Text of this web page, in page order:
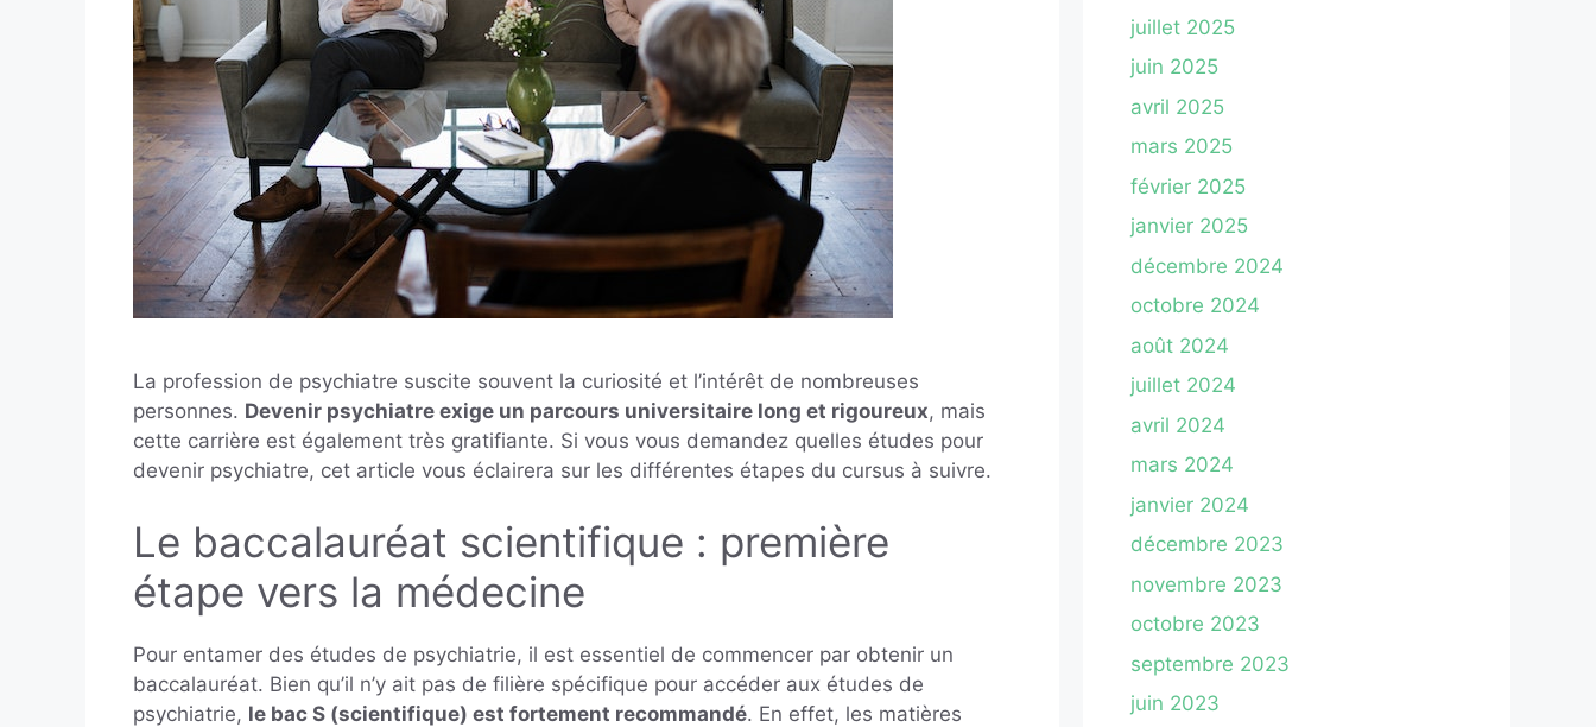
La profession de psychiatre suscite souvent la curiosité et l’intérêt de nombreuses
personnes. Devenir psychiatre exige un parcours universitaire long et rigoureux, mais
cette carrière est également très gratifiante. Si vous vous demandez quelles études pour
devenir psychiatre, cet article vous éclairera sur les différentes étapes du cursus à suivre.
Le baccalauréat scientifique : première
étape vers la médecine
Pour entamer des études de psychiatrie, il est essentiel de commencer par obtenir un
baccalauréat. Bien qu’il n’y ait pas de filière spécifique pour accéder aux études de
psychiatrie, le bac S (scientifique) est fortement recommandé. En effet, les matières
juillet 2025
juin 2025
avril 2025
mars 2025
février 2025
janvier 2025
décembre 2024
octobre 2024
août 2024
juillet 2024
avril 2024
mars 2024
janvier 2024
décembre 2023
novembre 2023
octobre 2023
septembre 2023
juin 2023